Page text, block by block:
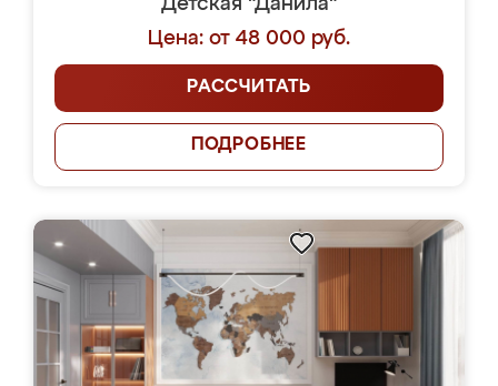
Детская "Данила"
Цена: от 48 000 руб.
РАССЧИТАТЬ
ПОДРОБНЕЕ